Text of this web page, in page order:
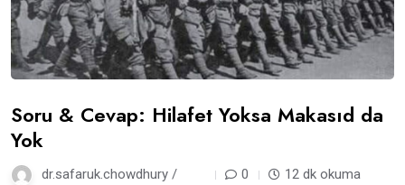
Soru & Cevap: Hilafet Yoksa Makasıd da
Yok
dr.safaruk.chowdhury / 0 12 dk okuma